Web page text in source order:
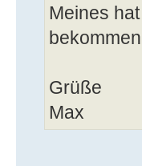
Meines
Grüße
Max